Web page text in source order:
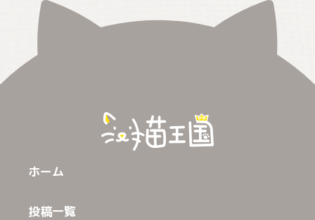
ホーム
投稿一覧